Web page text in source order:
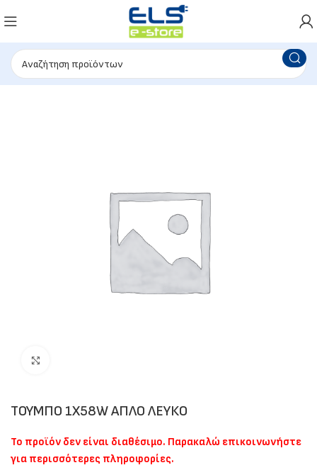
ΤΟΥΜΠΟ 1Χ58W ΑΠΛΟ ΛΕΥΚΟ
Το προϊόν δεν είναι διαθέσιμο. Παρακαλώ επικοινωνήστε
για περισσότερες πληροφορίες.